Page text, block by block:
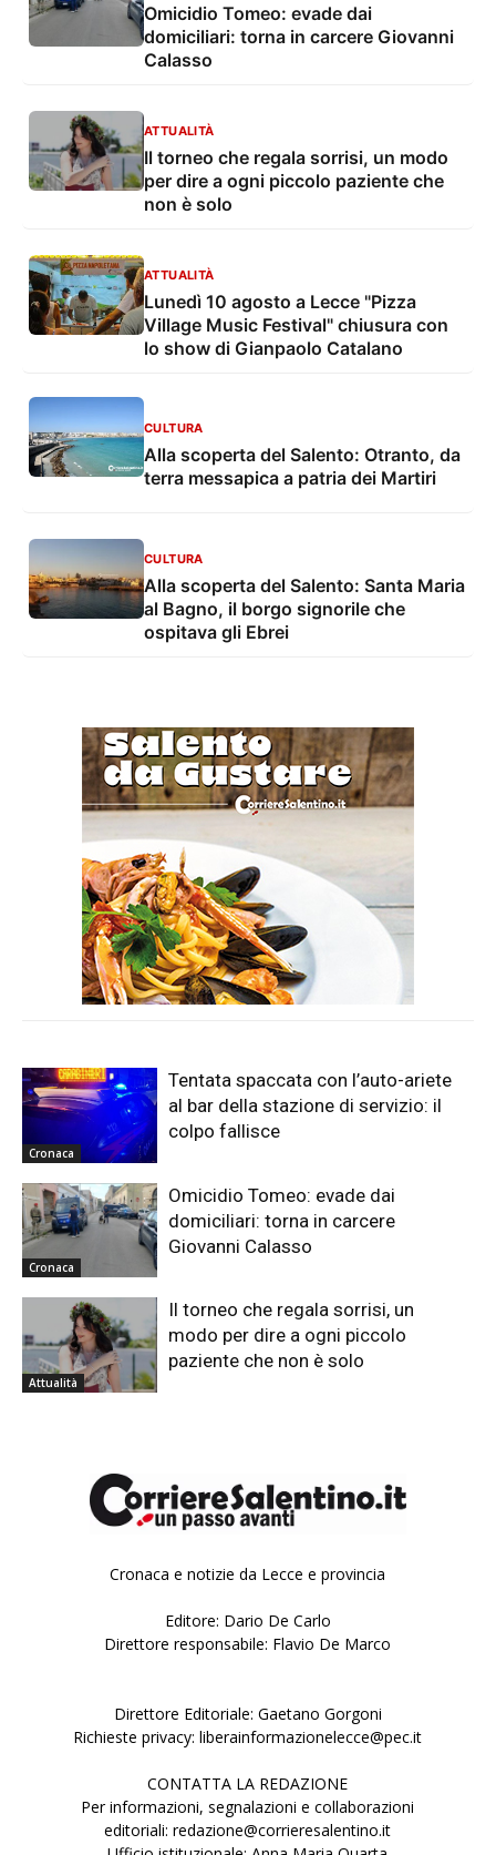
Omicidio Tomeo: evade dai
domiciliari: torna in carcere Giovanni
Calasso
ATTUALITÀ
Il torneo che regala sorrisi, un modo
per dire a ogni piccolo paziente che
non è solo
ATTUALITÀ
Lunedì 10 agosto a Lecce "Pizza
Village Music Festival" chiusura con
lo show di Gianpaolo Catalano
CULTURA
Alla scoperta del Salento: Otranto, da
terra messapica a patria dei Martiri
CULTURA
Alla scoperta del Salento: Santa Maria
al Bagno, il borgo signorile che
ospitava gli Ebrei
Cronaca
Tentata spaccata con l’auto-ariete
al bar della stazione di servizio: il
colpo fallisce
Cronaca
Omicidio Tomeo: evade dai
domiciliari: torna in carcere
Giovanni Calasso
Attualità
Il torneo che regala sorrisi, un
modo per dire a ogni piccolo
paziente che non è solo
Cronaca e notizie da Lecce e provincia
Editore: Dario De Carlo
Direttore responsabile: Flavio De Marco
Direttore Editoriale: Gaetano Gorgoni
Richieste privacy: liberainformazionelecce@pec.it
CONTATTA LA REDAZIONE
Per informazioni, segnalazioni e collaborazioni
editoriali: redazione@corrieresalentino.it